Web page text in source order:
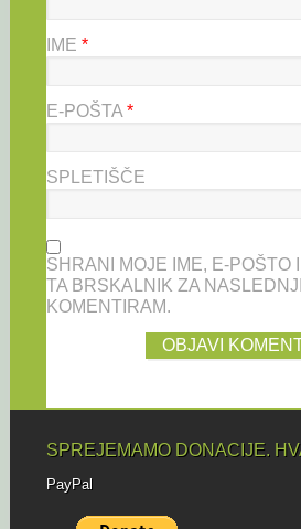
IME *
E-POŠTA *
SPLETIŠČE
SHRANI MOJE IME, E-POŠTO
TA BRSKALNIK ZA
KOMENTIRAM.
SPREJEMAMO DONACIJE.
PayPal